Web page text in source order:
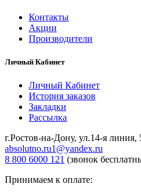
Контакты
Акции
Производители
Личный Кабинет
Личный Кабинет
История заказов
Закладки
Рассылка
г.Ростов-на-Дону, ул.14-я линия,
absolutno.ru1@yandex.ru
8 800 6000 121 (звонок
Принимаем к оплате: